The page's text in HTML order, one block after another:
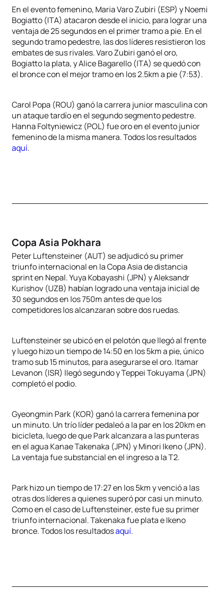
En el evento femenino, Maria Varo Zubiri (ESP) y Noemi
Bogiatto (ITA) atacaron desde el inicio, para lograr una
ventaja de 25 segundos en el primer tramo a pie. En el
segundo tramo pedestre, las dos líderes resistieron los
embates de sus rivales. Varo Zubiri ganó el oro,
Bogiatto la plata, y Alice Bagarello (ITA) se quedó con
el bronce con el mejor tramo en los 2.5km a pie (7:53).
Carol Popa (ROU) ganó la carrera junior masculina con
un ataque tardío en el segundo segmento pedestre.
Hanna Foltyniewicz (POL) fue oro en el evento junior
femenino de la misma manera. Todos los resultados
aquí.
Copa Asia Pokhara
Peter Luftensteiner (AUT) se adjudicó su primer
triunfo internacional en la Copa Asia de distancia
sprint en Nepal. Yuya Kobayashi (JPN) y Aleksandr
Kurishov (UZB) habían logrado una ventaja inicial de
30 segundos en los 750m antes de que los
competidores los alcanzaran sobre dos ruedas.
Luftensteiner se ubicó en el pelotón que llegó al frente
y luego hizo un tiempo de 14:50 en los 5km a pie, único
tramo sub 15 minutos, para asegurarse el oro. Itamar
Levanon (ISR) llegó segundo y Teppei Tokuyama (JPN)
completó el podio.
Gyeongmin Park (KOR) ganó la carrera femenina por
un minuto. Un trío líder pedaleó a la par en los 20km en
bicicleta, luego de que Park alcanzara a las punteras
en el agua Kanae Takenaka (JPN) y Minori Ikeno (JPN).
La ventaja fue substancial en el ingreso a la T2.
Park hizo un tiempo de 17:27 en los 5km y venció a las
otras dos líderes a quienes superó por casi un minuto.
Como en el caso de Luftensteiner, este fue su primer
triunfo internacional. Takenaka fue plata e Ikeno
bronce. Todos los resultadosaquí.